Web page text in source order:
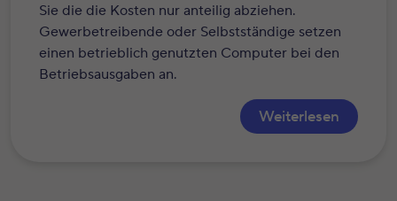
Sie die die Kosten nur anteilig abziehen.
Gewerbetreibende oder Selbstständige setzen
einen betrieblich genutzten Computer bei den
Betriebsausgaben an.
Weiterlesen